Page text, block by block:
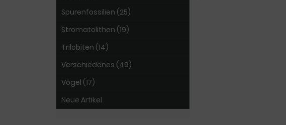
Spurenfossilien (25)
Stromatolithen (19)
Trilobiten (14)
Verschiedenes (49)
Vögel (17)
Neue Artikel